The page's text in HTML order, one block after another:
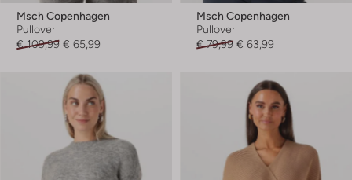
Msch Copenhagen
Pullover
€ 109,99 € 65,99
Msch Copenhagen
Pullover
€ 79,99 € 63,99